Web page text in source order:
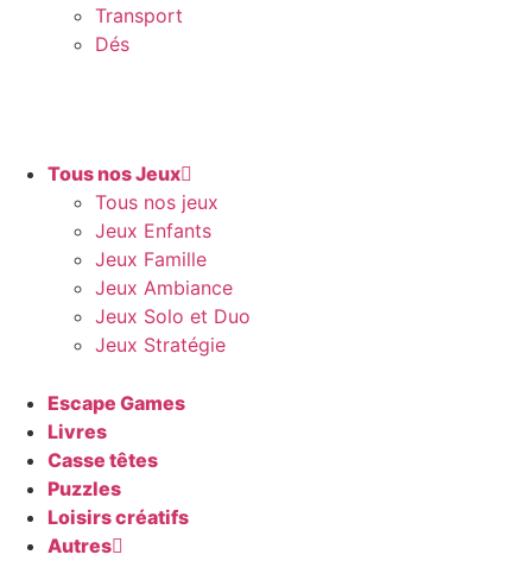
Transport
Dés
Tous nos Jeux
Tous nos jeux
Jeux Enfants
Jeux Famille
Jeux Ambiance
Jeux Solo et Duo
Jeux Stratégie
Escape Games
Livres
Casse têtes
Puzzles
Loisirs créatifs
Autres